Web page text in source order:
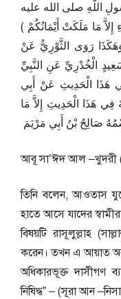
اللَّهِ صلى الله عليه
مَا مَلَكَتْ أَيْمَانُكُمْ ‏)‏
رَوَى الثَّوْرِيُّ عَنْ
الْخُدْرِيِّ عَنِ النَّبِيِّ
هَذَا الْحَدِيثِ عَنْ أَبِي
فِي هَذَا الْحَدِيثِ إِلاَّ مَا
আবূ সা’ঈদ আল –খুদরী
তিনি বলেন, আওতাস
হাতে আসে যাদের
বিষয়টি রাসূলুল্লাহ
করেন। তখন এ আয়াত
অধিকারভূক্ত দাসীগণ
নিষিদ্ধ” – (সূরা আন